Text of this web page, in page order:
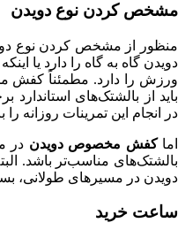
مشخص کردن نوع دویدن
منظور از مشخص کردن نوع
دویدن گاه به گاه را دارد یا
ورزش را دارد. مطمئناً کفش
باید از بالشتک‌های استاندارد
در انجام این تمرینات روزانه را
اماکفش مخصوص دویدن در
بالشتک‌های مناسب‌تر باشد.
دویدن در مسیر‌های طولانی،
ساعت خرید